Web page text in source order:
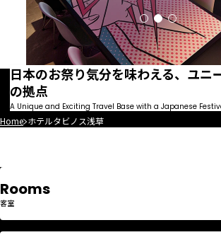
日本のお祭り気分を味わえる、 ユニ
の拠点
A Unique and Exciting Travel Base with a Japanese
Home ホテルタビノス浅草
Rooms
客室